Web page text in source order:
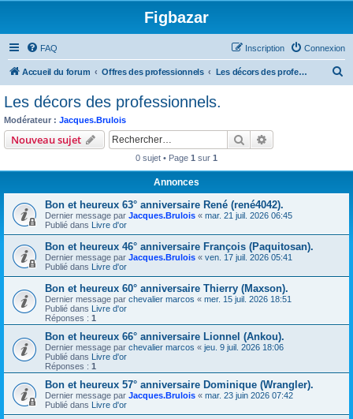
Figbazar
FAQ Connexion
Inscription
Accueil du forum Offres des professionnels Les décors des professionnels.
Les décors des professionnels.
Modérateur : Jacques.Brulois
Nouveau sujet Rechercher
0 sujet • Page 1 sur 1
Annonces
Bon et heureux 63° anniversaire René (rené4042).
Dernier message par Jacques.Brulois « mar. 21 juil. 2026 06:45
Publié dans Livre d'or
Bon et heureux 46° anniversaire François (Paquitosan).
Dernier message par Jacques.Brulois « ven. 17 juil. 2026 05:41
Publié dans Livre d'or
Bon et heureux 60° anniversaire Thierry (Maxson).
Dernier message par chevalier marcos « mer. 15 juil. 2026 18:51
Publié dans Livre d'or
Réponses : 1
Bon et heureux 66° anniversaire Lionnel (Ankou).
Dernier message par chevalier marcos « jeu. 9 juil. 2026 18:06
Publié dans Livre d'or
Réponses : 1
Bon et heureux 57° anniversaire Dominique (Wrangler).
Dernier message par Jacques.Brulois « mar. 23 juin 2026 07:42
Publié dans Livre d'or